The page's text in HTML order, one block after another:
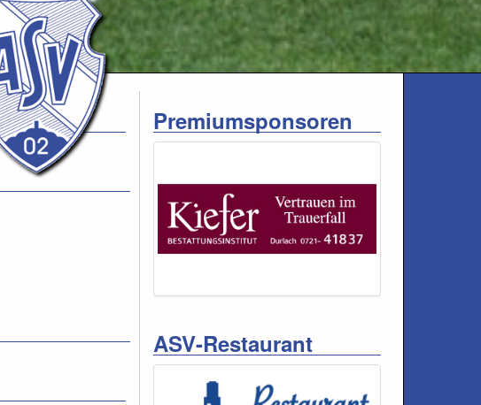
Premiumsponsoren
ASV-Restaurant